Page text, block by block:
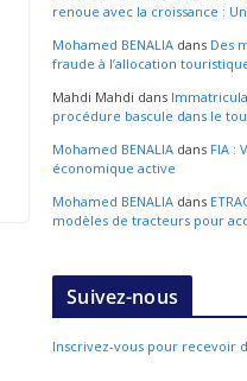
renoue avec la croissance :
Mohamed BENALIA dans Des
fraude à l’allocation
Mahdi Mahdi dans
procédure bascule dans le
Mohamed BENALIA dans FIA :
économique active
Mohamed BENALIA dans
modèles de tracteurs pour
Suivez-nous
Inscrivez-vous pour recevoir